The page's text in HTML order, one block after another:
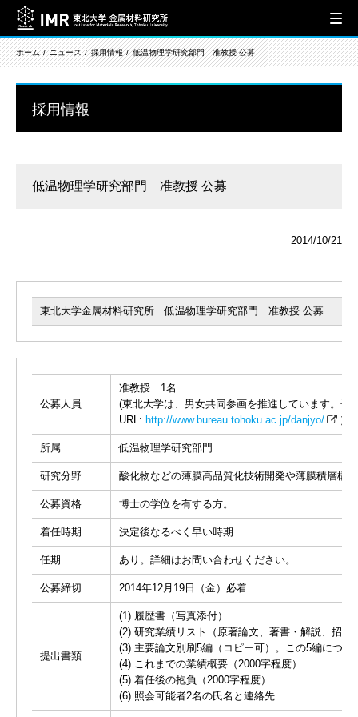
ホーム ニュース 採用情報 低温物理学研究部門 准教授 公募
採用情報
低温物理学研究部門 准教授 公募
2014/10/21
東北大学金属材料研究所 低温物理学研究部門 准教授 公募
公募人員
准教授 1名
(東北大学は、男女共同参画を推進しています。
URL: http://www.bureau.tohoku.ac.jp/danjyo/ ）
所属 低温物理学研究部門
研究分野 酸化物などの薄膜高品質化技術開発や薄膜積層構
公募資格 博士の学位を有する方。
着任時期 決定後なるべく早い時期
任期 あり。詳細はお問い合わせください。
公募締切 2014年12月19日（金）必着
提出書類
(1) 履歴書（写真添付）
(2) 研究業績リスト（原著論文、著書・解説、招
(3) 主要論文別刷5編（コピー可）。この5編につ
(4) これまでの業績概要（2000字程度）
(5) 着任後の抱負（2000字程度）
(6) 照会可能者2名の氏名と連絡先